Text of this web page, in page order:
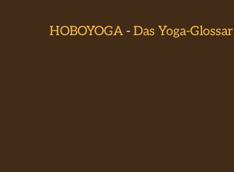
HOBOYOGA - Das Yoga-Glossar